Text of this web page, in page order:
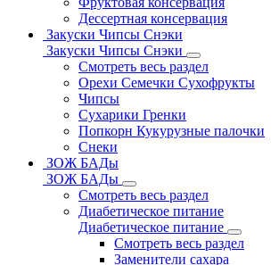
Дессертная консервация
Закуски Чипсы Снэки
Закуски Чипсы Снэки
Смотреть весь раздел
Орехи Семечки Сухофрукты
Чипсы
Сухарики Гренки
Попкорн Кукурузные палочки
Снеки
ЗОЖ БАДы
ЗОЖ БАДы
Смотреть весь раздел
Диабетическое питание
Диабетическое питание
Смотреть весь раздел
Заменители сахара